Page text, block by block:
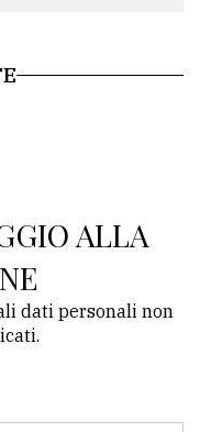
ALLA
dati personali non